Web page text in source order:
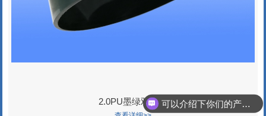
2.0PU墨绿双面胶
你们联系电话多少